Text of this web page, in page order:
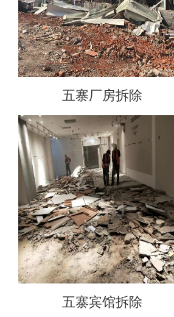
五寨厂房拆除
五寨宾馆拆除